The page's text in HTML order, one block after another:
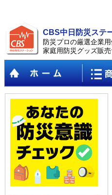
CBS中日防災ステ
防災プロの厳選企業
家庭用防災グッズ販売